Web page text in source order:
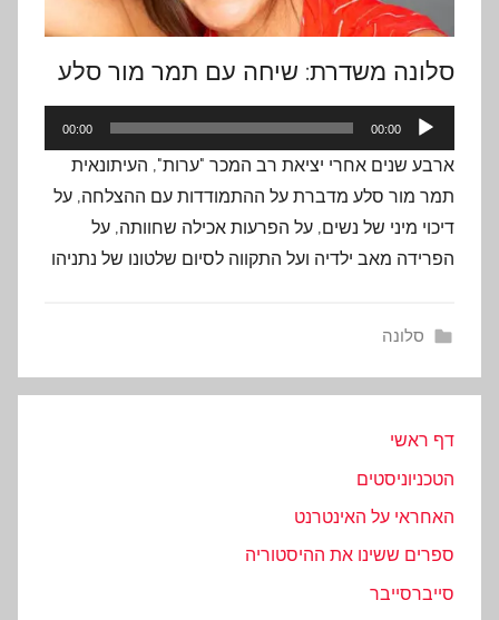
סלונה משדרת: שיחה עם תמר מור סלע
אודיו
00:00
00:00
ארבע שנים אחרי יציאת רב המכר "ערות", העיתונאית
תמר מור סלע מדברת על ההתמודדות עם ההצלחה, על
דיכוי מיני של נשים, על הפרעות אכילה שחוותה, על
הפרידה מאב ילדיה ועל התקווה לסיום שלטונו של נתניהו
סלונה
דף ראשי
הטכניוניסטים
האחראי על האינטרנט
ספרים ששינו את ההיסטוריה
סייברסייבר